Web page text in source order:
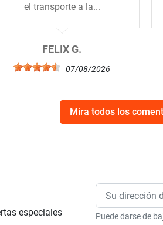
el transporte a la...
FELIX G.
07/08/2026
Mira todos los
especiales
Puede darse de